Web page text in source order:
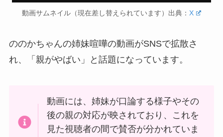
動画サムネイル（現在差し替えられています）出典： X
ののかちゃんの姉妹喧嘩の動画がSNSで拡散さ
れ、「親がやばい」と話題になっています。
動画には、姉妹が口論する様子やその
後の親の対応が映されており、これを
見た視聴者の間で賛否が分かれていま